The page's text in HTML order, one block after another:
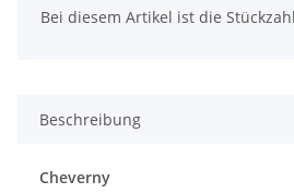
Bei diesem Artikel ist die
Beschreibung
Cheverny